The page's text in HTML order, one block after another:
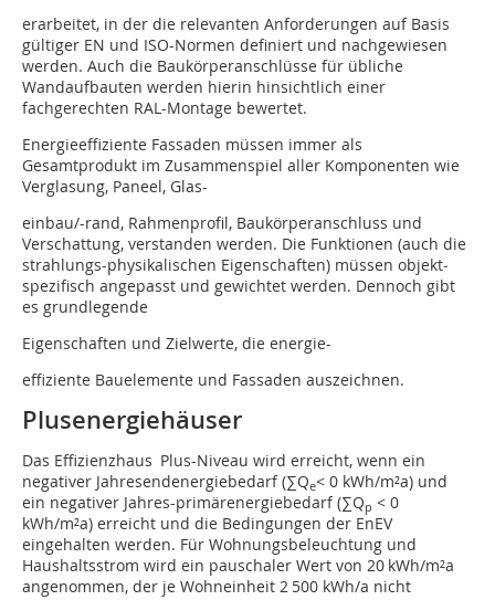
erarbeitet, in der die relevanten Anforderungen auf Basis
gültiger EN und ISO-Normen definiert und nachgewiesen
werden. Auch die Baukörperanschlüsse für übliche
Wandaufbauten werden hierin hinsichtlich einer
fachgerechten RAL-Montage bewertet.
Energieeffiziente Fassaden müssen immer als
Gesamtprodukt im Zusammenspiel aller Komponenten wie
Verglasung, Paneel, Glas-
einbau/-rand, Rahmenprofil, Baukörperanschluss und
Verschattung, verstanden werden. Die Funktionen (auch die
strahlungs-physikalischen Eigenschaften) müssen objekt­
spezifisch angepasst und gewichtet werden. Dennoch gibt
es grundlegende
Eigenschaften und Zielwerte, die energie-
effiziente Bauelemente und Fassaden auszeichnen.
Plusenergiehäuser
Das Effizienzhaus Plus-Niveau wird erreicht, wenn ein
negativer Jahresendenergiebedarf (∑Qe< 0 kWh/m²a) und
ein negativer Jahres-primärenergiebedarf (∑Qp < 0
kWh/m²a) erreicht und die Bedingungen der EnEV
eingehalten werden. Für Wohnungsbeleuchtung und
Haushaltsstrom wird ein pauschaler Wert von 20 kWh/m²a
angenommen, der je Wohneinheit 2 500 kWh/a nicht